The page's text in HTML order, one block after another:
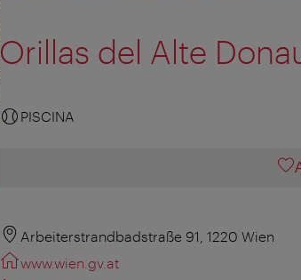
Orillas del Alte
PISCINA
Arbeiterstrandbadstraße 91, 1220 Wien
www.wien.gv.at